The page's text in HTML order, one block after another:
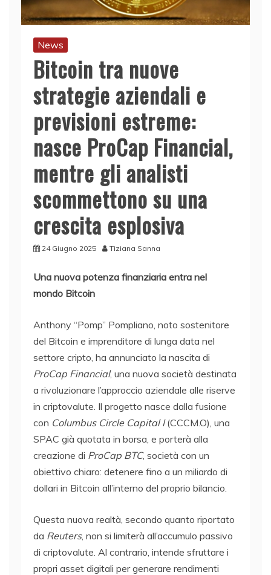
News
Bitcoin tra nuove
strategie aziendali e
previsioni estreme:
nasce ProCap Financial,
mentre gli analisti
scommettono su una
crescita esplosiva
24 Giugno 2025 Tiziana Sanna
Una nuova potenza finanziaria entra nel
mondo Bitcoin
Anthony “Pomp” Pompliano, noto sostenitore
del Bitcoin e imprenditore di lunga data nel
settore cripto, ha annunciato la nascita di
ProCap Financial, una nuova società destinata
a rivoluzionare l’approccio aziendale alle riserve
in criptovalute. Il progetto nasce dalla fusione
con Columbus Circle Capital I(CCCM.O), una
SPAC già quotata in borsa, e porterà alla
creazione di ProCap BTC, società con un
obiettivo chiaro: detenere fino a un miliardo di
dollari in Bitcoin all’interno del proprio bilancio.
Questa nuova realtà, secondo quanto riportato
da Reuters, non si limiterà all’accumulo passivo
di criptovalute. Al contrario, intende sfruttare i
propri asset digitali per generare rendimenti